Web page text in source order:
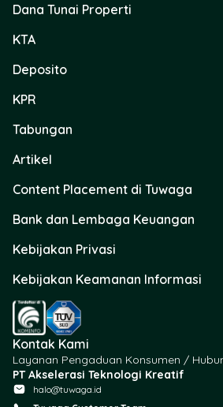
Dana Tunai Properti
KTA
Deposito
KPR
Tabungan
Artikel
Content Placement di Tuwaga
Bank dan Lembaga Keuangan
Kebijakan Privasi
Kebijakan Keamanan Informasi
Kontak Kami
Layanan Pengaduan Konsumen /
PT Akselerasi Teknologi Kreatif
halo@tuwaga.id